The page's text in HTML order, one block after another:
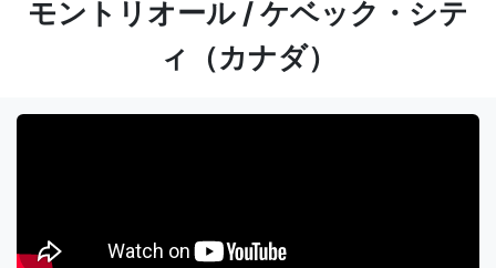
モントリオール / ケベック・シテ
ィ（カナダ）